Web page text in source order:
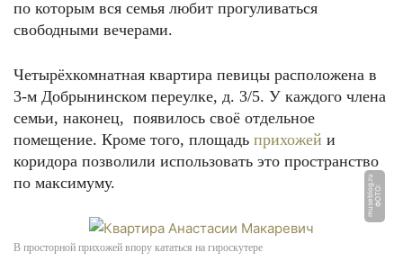
по которым вся семья любит прогуливаться
свободными вечерами.
Четырёхкомнатная квартира певицы расположена в
3-м Добрынинском переулке, д. 3/5. У каждого члена
семьи, наконец, появилось своё отдельное
помещение. Кроме того, площадь прихожей и
коридора позволили использовать это пространство
по максимуму.
Ф
О
Т
О:
m
u
s
e
bl
o
g.
r
u
В просторной прихожей впору кататься на гироскутере